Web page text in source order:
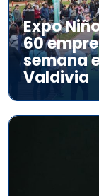
Expo
60
semana
Valdivia